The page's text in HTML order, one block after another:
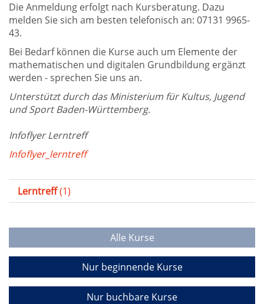
Die Anmeldung erfolgt nach Kursberatung. Dazu
melden Sie sich am besten telefonisch an: 07131 9965-
43.
Bei Bedarf können die Kurse auch um Elemente der
mathematischen und digitalen Grundbildung ergänzt
werden - sprechen Sie uns an.
Unterstützt durch das Ministerium für Kultus, Jugend
und Sport Baden-Württemberg.
Infoflyer Lerntreff
Infoflyer_lerntreff
Lerntreff(1)
Alle Kurse
Nur beginnende Kurse
Nur buchbare Kurse